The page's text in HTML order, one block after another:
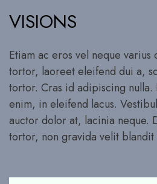
VISIONS
Etiam ac eros vel neque varius
tortor, laoreet eleifend dui a,
tortor. Cras id adipiscing nulla.
enim, in eleifend lacus.
auctor dolor at, lacinia neque.
tortor, non gravida velit blandit